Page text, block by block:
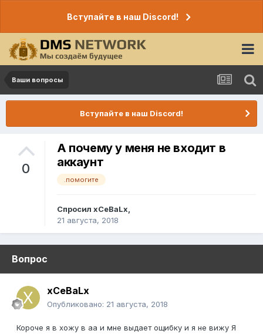
Вступайте в наш Discord!
Ваши вопросы
Вступайте в наш Discord!
0
А почему у меня не входит в
аккаунт
.помогите
Спросил xCeBaLx,
21 августа, 2018
Вопрос
xCeBaLx
Опубликовано: 21 августа, 2018
Короче я в хожу в аа и мне выдает ощибку и я не вижу Я